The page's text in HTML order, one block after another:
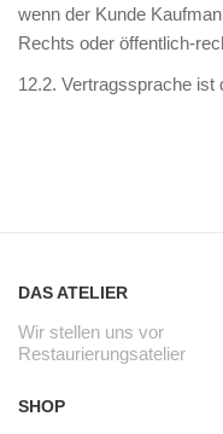
wenn der Kunde
Rechts oder öffentlich-
12.2. Vertragssprache ist
DAS ATELIER
Wir stellen uns vor
Restaurierungsatelier
SHOP